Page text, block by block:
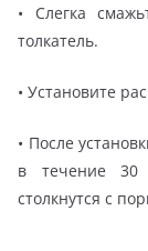
• Слегка
толкатель.
• Установите
• После
в течение 30
столкнутся с